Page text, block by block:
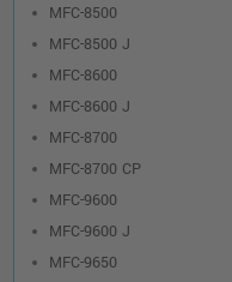
MFC-8500
MFC-8500 J
MFC-8600
MFC-8600 J
MFC-8700
MFC-8700 CP
MFC-9600
MFC-9600 J
MFC-9650